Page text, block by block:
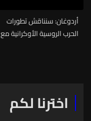
أردوغان: سنناقش تطورات
الحرب الروسية الأوكرانية مع
اخترنا لكم